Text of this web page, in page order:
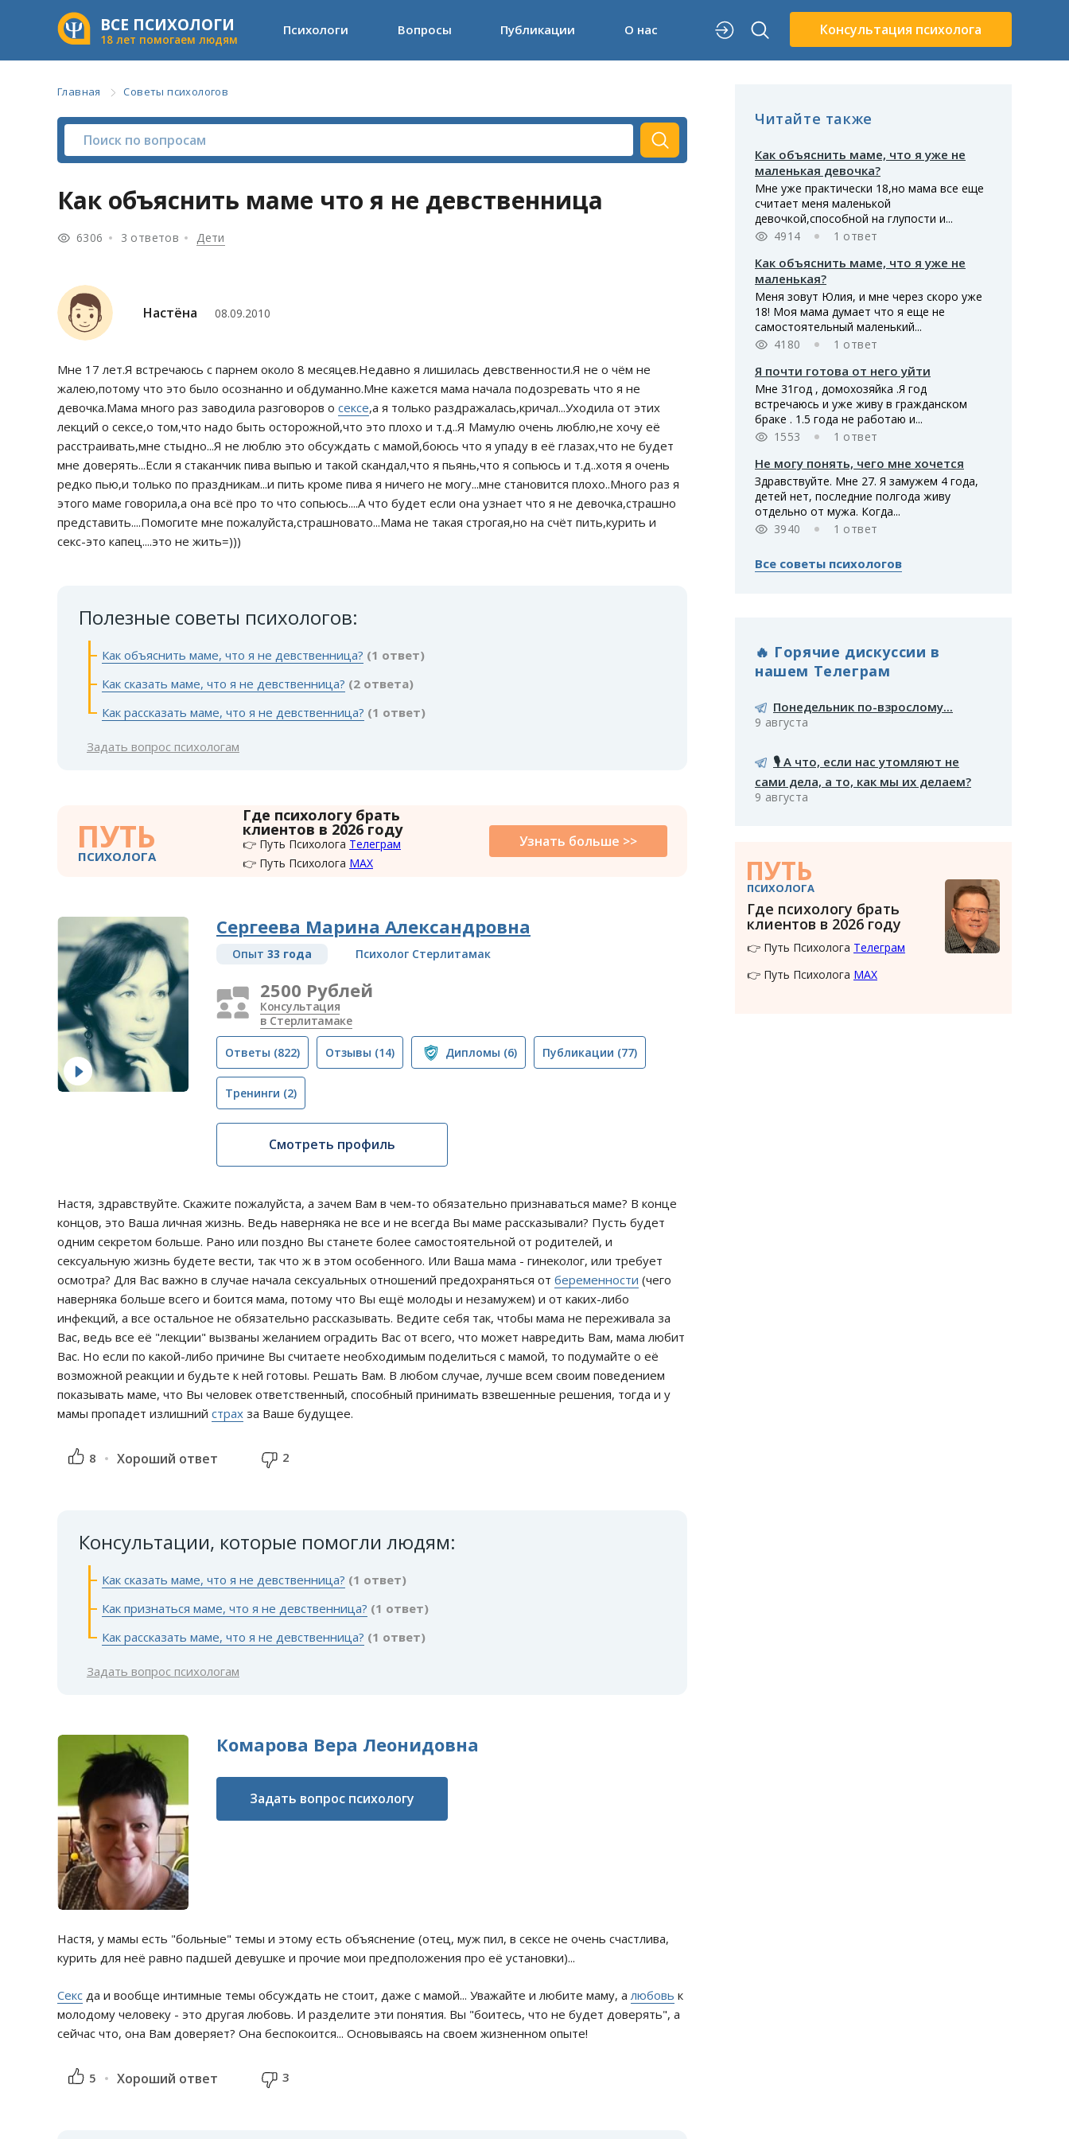
ВСЕ ПСИХОЛОГИ
18 лет помогаем людям
Психологи Вопросы Публикации О нас Консультация психолога
Главная Советы психологов
Как объяснить маме что я не девственница
6306 3 ответов Дети
Настёна 08.09.2010
Мне 17 лет.Я встречаюсь с парнем около 8 месяцев.Недавно я лишилась девственности.Я не о чём не
жалею,потому что это было осознанно и обдуманно.Мне кажется мама начала подозревать что я не
девочка.Мама много раз заводила разговоров о сексе,а я только раздражалась,кричал...Уходила от этих
лекций о сексе,о том,что надо быть осторожной,что это плохо и т.д..Я Мамулю очень люблю,не хочу её
расстраивать,мне стыдно...Я не люблю это обсуждать с мамой,боюсь что я упаду в её глазах,что не будет
мне доверять...Если я стаканчик пива выпью и такой скандал,что я пьянь,что я сопьюсь и т.д..хотя я очень
редко пью,и только по праздникам...и пить кроме пива я ничего не могу...мне становится плохо..Много раз я
этого маме говорила,а она всё про то что сопьюсь....А что будет если она узнает что я не девочка,страшно
представить....Помогите мне пожалуйста,страшновато...Мама не такая строгая,но на счёт пить,курить и
секс-это капец....это не жить=)))
Полезные советы психологов:
Как объяснить маме, что я не девственница? (1 ответ)
Как сказать маме, что я не девственница? (2 ответа)
Как рассказать маме, что я не девственница? (1 ответ)
Задать вопрос психологам
ПУТЬ
ПСИХОЛОГА
Где психологу брать
клиентов в 2026 году
👉 Путь Психолога Телеграм
👉 Путь Психолога MAX
Узнать больше >>
Сергеева Марина Александровна
Опыт 33 года Психолог Стерлитамак
2500 Рублей
Консультация
в Стерлитамаке
Ответы (822) Отзывы (14) Дипломы (6) Публикации (77)
Тренинги (2)
Смотреть профиль
Настя, здравствуйте. Скажите пожалуйста, а зачем Вам в чем-то обязательно признаваться маме? В конце
концов, это Ваша личная жизнь. Ведь наверняка не все и не всегда Вы маме рассказывали? Пусть будет
одним секретом больше. Рано или поздно Вы станете более самостоятельной от родителей, и
сексуальную жизнь будете вести, так что ж в этом особенного. Или Ваша мама - гинеколог, или требует
осмотра? Для Вас важно в случае начала сексуальных отношений предохраняться от беременности (чего
наверняка больше всего и боится мама, потому что Вы ещё молоды и незамужем) и от каких-либо
инфекций, а все остальное не обязательно рассказывать. Ведите себя так, чтобы мама не переживала за
Вас, ведь все её "лекции" вызваны желанием оградить Вас от всего, что может навредить Вам, мама любит
Вас. Но если по какой-либо причине Вы считаете необходимым поделиться с мамой, то подумайте о её
возможной реакции и будьте к ней готовы. Решать Вам. В любом случае, лучше всем своим поведением
показывать маме, что Вы человек ответственный, способный принимать взвешенные решения, тогда и у
мамы пропадет излишний страх за Ваше будущее.
8 Хороший ответ 2
Консультации, которые помогли людям:
Как сказать маме, что я не девственница? (1 ответ)
Как признаться маме, что я не девственница? (1 ответ)
Как рассказать маме, что я не девственница? (1 ответ)
Задать вопрос психологам
Комарова Вера Леонидовна
Задать вопрос психологу
Настя, у мамы есть "больные" темы и этому есть объяснение (отец, муж пил, в сексе не очень счастлива,
курить для неё равно падшей девушке и прочие мои предположения про её установки)...
Секс да и вообще интимные темы обсуждать не стоит, даже с мамой... Уважайте и любите маму, алюбовь к
молодому человеку - это другая любовь. И разделите эти понятия. Вы "боитесь, что не будет доверять", а
сейчас что, она Вам доверяет? Она беспокоится... Основываясь на своем жизненном опыте!
5 Хороший ответ 3
Читайте также
Как объяснить маме, что я уже не
маленькая девочка?
Мне уже практически 18,но мама все еще
считает меня маленькой
девочкой,способной на глупости и...
4914
1 ответ
Как объяснить маме, что я уже не
маленькая?
Меня зовут Юлия, и мне через скоро уже
18! Моя мама думает что я еще не
самостоятельный маленький...
4180
1 ответ
Я почти готова от него уйти
Мне 31год , домохозяйка .Я год
встречаюсь и уже живу в гражданском
браке . 1.5 года не работаю и...
1553
1 ответ
Не могу понять, чего мне хочется
Здравствуйте. Мне 27. Я замужем 4 года,
детей нет, последние полгода живу
отдельно от мужа. Когда...
3940
1 ответ
Все советы психологов
🔥 Горячие дискуссии в
нашем Телеграм
Понедельник по-взрослому...
9 августа
🎙️ А что, если нас утомляют не
сами дела, а то, как мы их делаем?
9 августа
ПУТЬ
ПСИХОЛОГА
Где психологу брать
клиентов в 2026 году
👉 Путь Психолога Телеграм
👉 Путь Психолога MAX